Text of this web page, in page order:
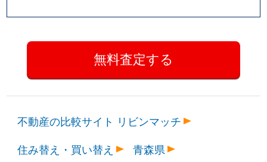
不動産の比較サイト リビンマッチ
住み替え・買い替え
青森県